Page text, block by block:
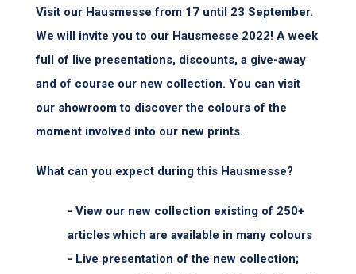
Visit our Hausmesse from 17 until 23 September.
We will invite you to our Hausmesse 2022! A week
full of live presentations, discounts, a give-away
and of course our new collection. You can visit
our showroom to discover the colours of the
moment involved into our new prints.
What can you expect during this Hausmesse?
- View our new collection existing of 250+
articles which are available in many colours
- Live presentation of the new collection;